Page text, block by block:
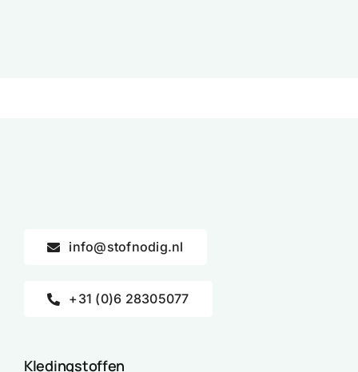
info@stofnodig.nl
+31 (0)6 28305077
Kledingstoffen